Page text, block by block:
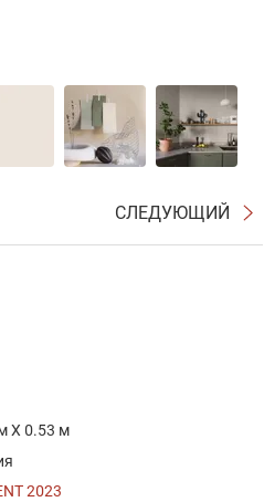
СЛЕДУЮЩИЙ
X 0.53 м
2023